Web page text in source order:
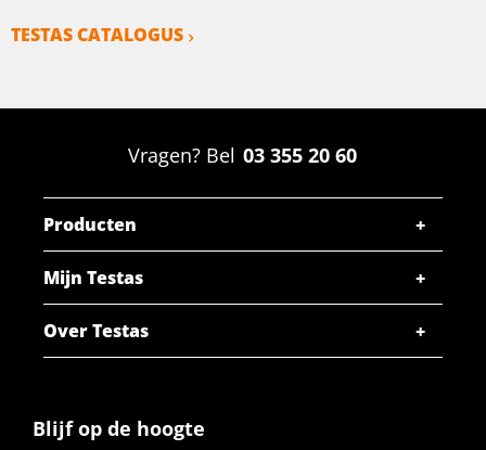
TESTAS CATALOGUS
Vragen? Bel 03 355 20 60
Producten
Mijn Testas
Over Testas
Blijf op de hoogte